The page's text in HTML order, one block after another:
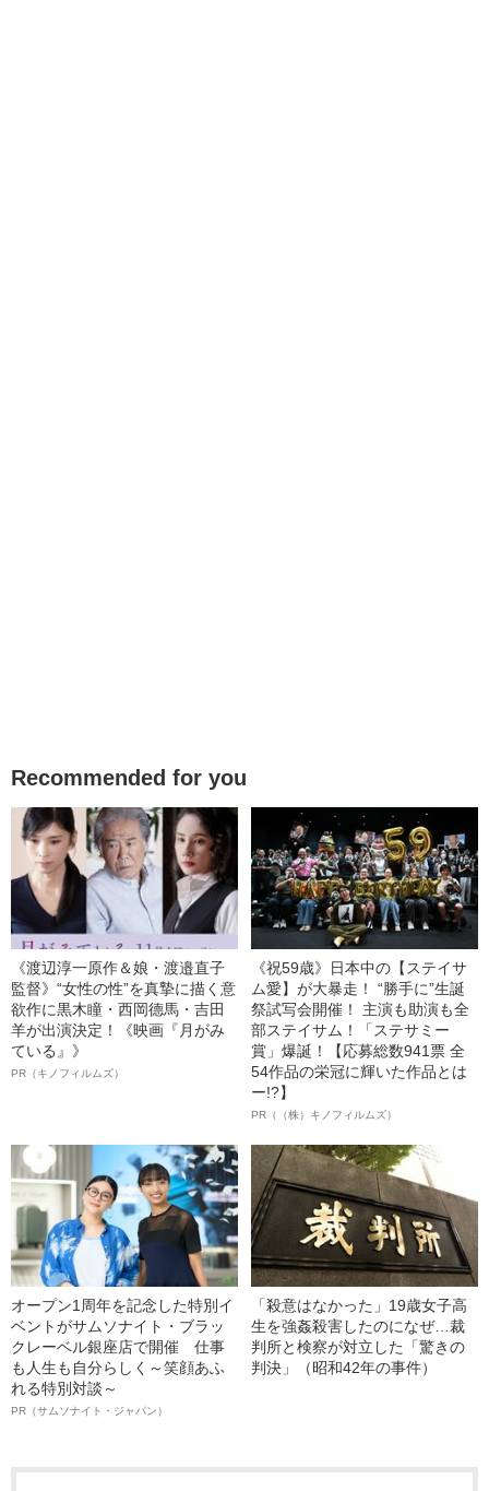
Recommended for you
《渡辺淳一原作＆娘・渡邉直子
監督》“女性の性”を真摯に描く意
欲作に黒木瞳・西岡德馬・吉田
羊が出演決定！《映画『月がみ
ている』》
PR（キノフィルムズ）
《祝59歳》日本中の【ステイサ
ム愛】が大暴走！ “勝手に”生誕
祭試写会開催！ 主演も助演も全
部ステイサム！「ステサミー
賞」爆誕！【応募総数941票 全
54作品の栄冠に輝いた作品とは
ー!?】
PR（（株）キノフィルムズ）
オープン1周年を記念した特別イ
ベントがサムソナイト・ブラッ
クレーベル銀座店で開催 仕事
も人生も自分らしく～笑顔あふ
れる特別対談～
PR（サムソナイト・ジャパン）
「殺意はなかった」19歳女子高
生を強姦殺害したのになぜ…裁
判所と検察が対立した「驚きの
判決」（昭和42年の事件）